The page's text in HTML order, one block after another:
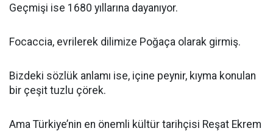
Geçmişi ise 1680 yıllarına dayanıyor.
Focaccia, evrilerek dilimize Poğaça olarak girmiş.
Bizdeki sözlük anlamı ise, içine peynir, kıyma konulan
bir çeşit tuzlu çörek.
Ama Türkiye’nin en önemli kültür tarihçisi Reşat Ekrem